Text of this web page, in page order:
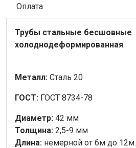
Оплата
Трубы стальные бесшовные
холоднодеформированная
Металл: Сталь 20
ГОСТ: ГОСТ 8734-78
Диаметр: 42 мм
Толщина: 2,5-9 мм
Длина: немерной от 6м до 12м.